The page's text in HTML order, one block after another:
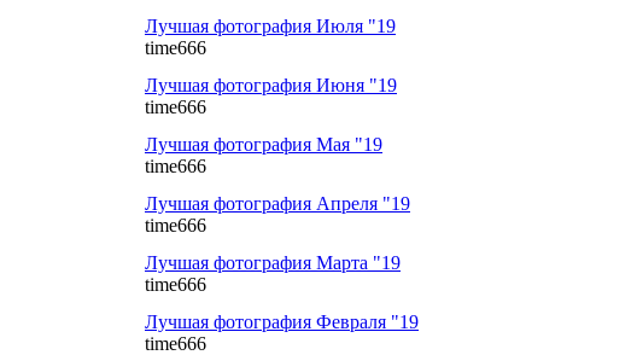
Лучшая фотография Июля "19
time666
Лучшая фотография Июня "19
time666
Лучшая фотография Мая "19
time666
Лучшая фотография Апреля "19
time666
Лучшая фотография Марта "19
time666
Лучшая фотография Февраля "19
time666